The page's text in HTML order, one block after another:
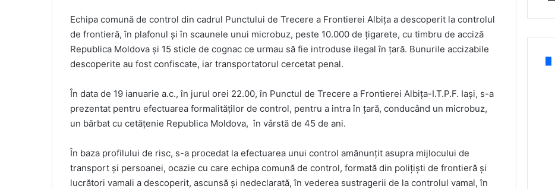
Echipa comună de control din cadrul Punctului de Trecere a Frontierei Albița a descoperit la controlul
de frontieră, în plafonul și în scaunele unui microbuz, peste 10.000 de țigarete, cu timbru de acciză
Republica Moldova și 15 sticle de cognac ce urmau să fie introduse ilegal în țară. Bunurile accizabile
descoperite au fost confiscate, iar transportatorul cercetat penal.
În data de 19 ianuarie a.c., în jurul orei 22.00, în Punctul de Trecere a Frontierei Albița-I.T.P.F. Iaşi, s-a
prezentat pentru efectuarea formalităţilor de control, pentru a intra în ţară, conducând un microbuz,
un bărbat cu cetățenie Republica Moldova, în vârstă de 45 de ani.
În baza profilului de risc, s-a procedat la efectuarea unui control amănunţit asupra mijlocului de
transport și persoanei, ocazie cu care echipa comună de control, formată din poliţişti de frontieră şi
lucrători vamali a descoperit, ascunsă și nedeclarată, în vederea sustragerii de la controlul vamal, în